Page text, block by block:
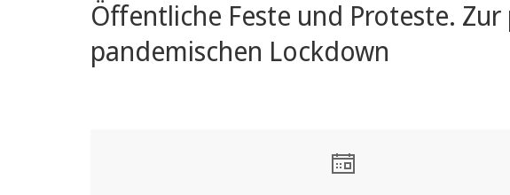
Öffentliche Feste und Proteste.
pandemischen Lockdown